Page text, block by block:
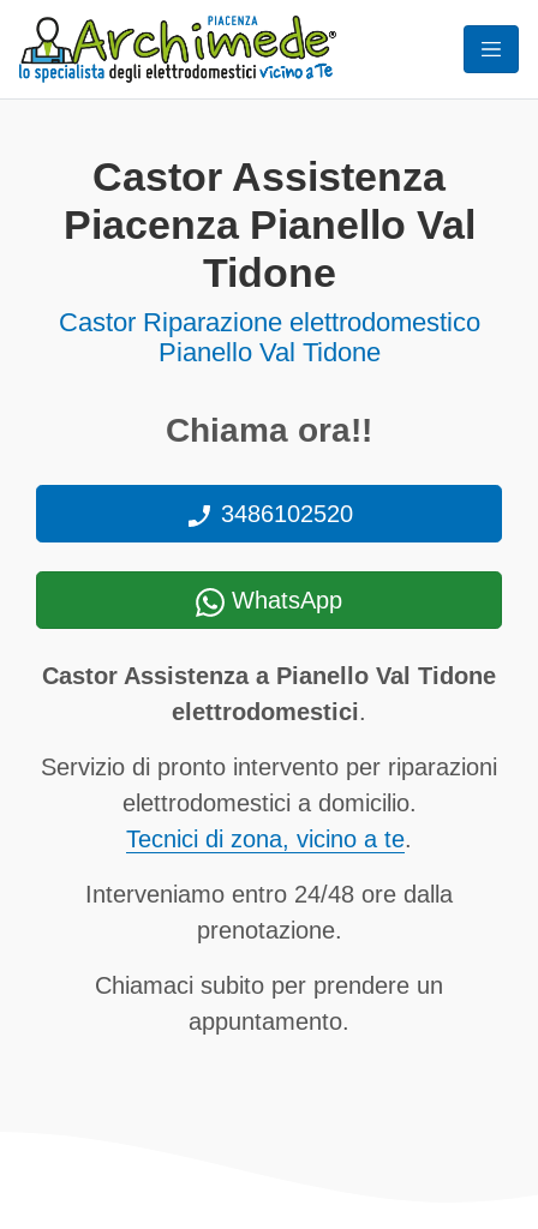
Castor Assistenza
Piacenza Pianello Val
Tidone
Castor Riparazione elettrodomestico
Pianello Val Tidone
Chiama ora!!
3486102520
WhatsApp
Castor Assistenza a Pianello Val Tidone
elettrodomestici.
Servizio di pronto intervento per riparazioni
elettrodomestici a domicilio.
Tecnici di zona, vicino a te.
Interveniamo entro 24/48 ore dalla
prenotazione.
Chiamaci subito per prendere un
appuntamento.